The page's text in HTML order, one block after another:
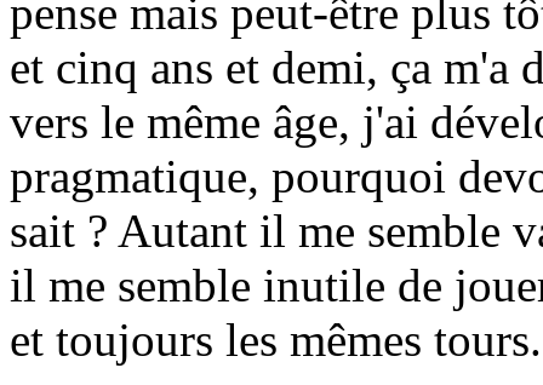
pense mais peut-être plus
et cinq ans et demi, ça m'a
vers le même âge, j'ai
pragmatique, pourquoi
sait ? Autant il me semble
il me semble inutile de
et toujours les mêmes tours.